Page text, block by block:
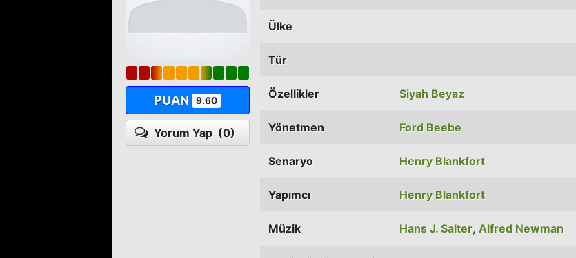
PUAN 9.60
Yorum Yap (0)
Ülke
Tür
Özellikler Siyah Beyaz
Yönetmen Ford Beebe
Senaryo Henry Blankfort
Yapımcı Henry Blankfort
Müzik Hans J. Salter, Alfred Newman